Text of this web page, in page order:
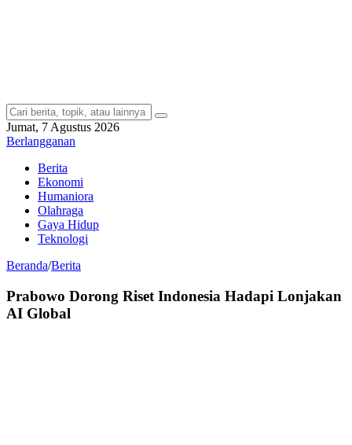
Jumat, 7 Agustus 2026
Berlangganan
Berita
Ekonomi
Humaniora
Olahraga
Gaya Hidup
Teknologi
Beranda/Berita
Prabowo Dorong Riset Indonesia Hadapi Lonjakan
AI Global